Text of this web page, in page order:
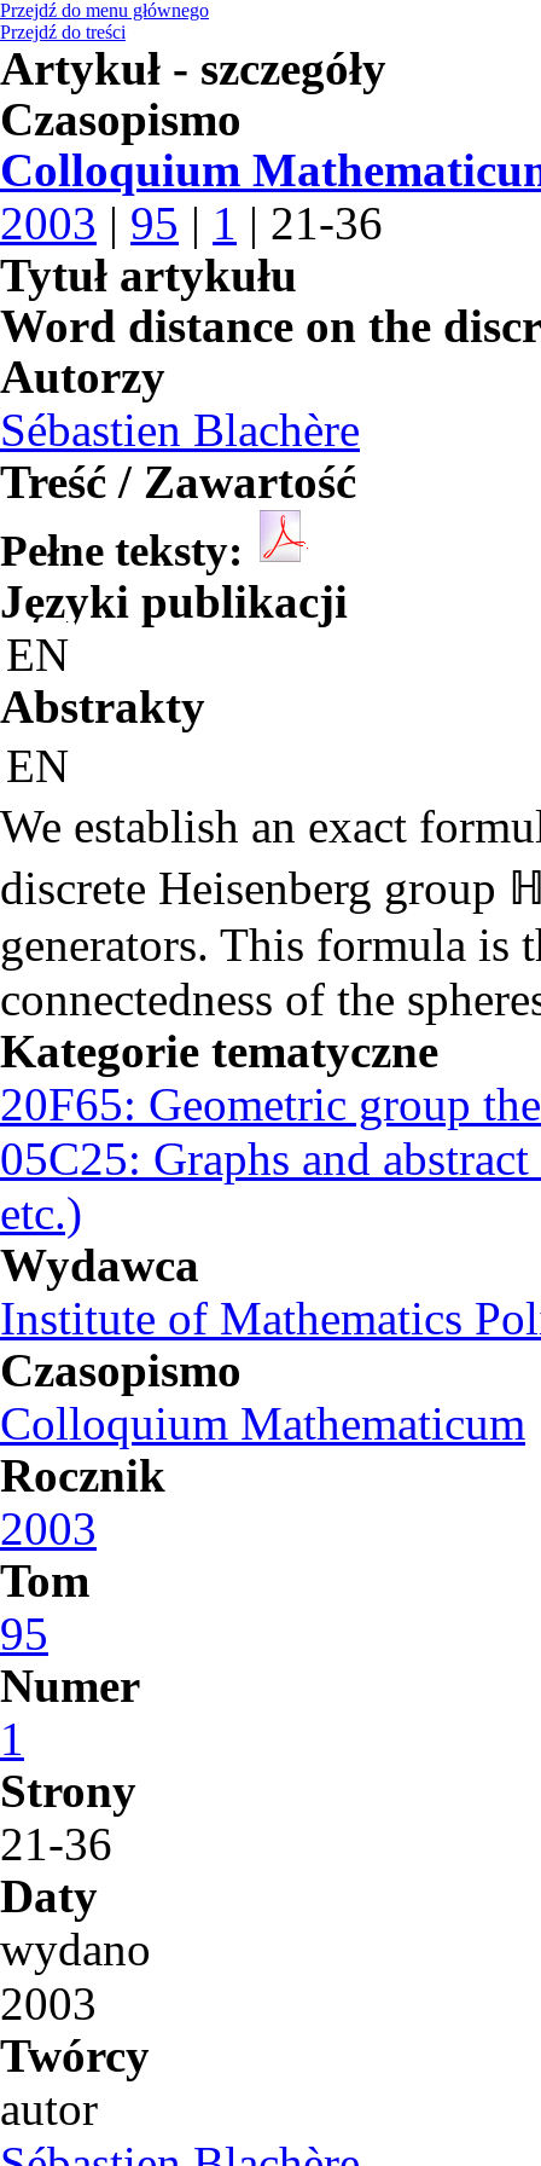
Przejdź do menu głównego
Przejdź do treści
Artykuł - szczegóły
Czasopismo
Colloquium
2003 | 95 | 1 | 21-36
Tytuł artykułu
Word distance on the
Autorzy
Sébastien Blachère
Treść / Zawartość
Pełne teksty:
Języki publikacji
EN
Abstrakty
EN
We establish an exact
discrete Heisenberg group
generators. This formula is
connectedness of the
Kategorie tematyczne
20F65: Geometric group
05C25: Graphs and
etc.)
Wydawca
Institute of Mathematics
Czasopismo
Colloquium Mathematicum
Rocznik
2003
Tom
95
Numer
1
Strony
21-36
Daty
wydano
2003
Twórcy
autor